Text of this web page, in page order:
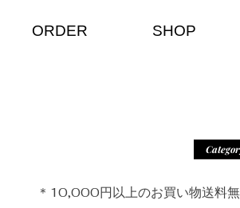
ORDER SHOP
＊10,000円以上のお買い物送料